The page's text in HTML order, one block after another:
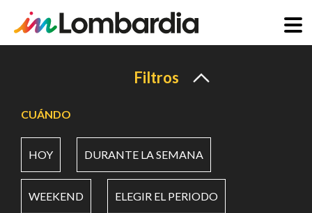
principal
Filtros
CUÁNDO
HOY DURANTE LA SEMANA
WEEKEND ELEGIR EL PERIODO